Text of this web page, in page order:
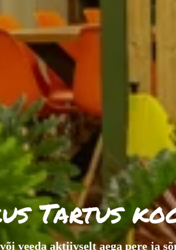
Tartus
veeda aktiivselt aega pere ja